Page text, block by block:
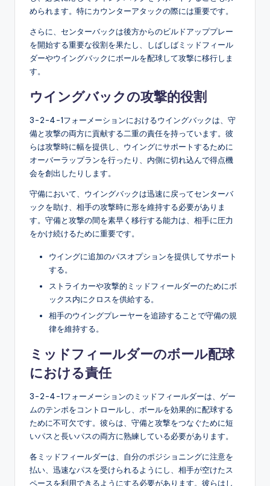
められます。特にカウンターアタックの際には重要です。
さらに、センターバックは後方からのビルドアッププレー
を開始する重要な役割を果たし、しばしばミッドフィール
ダーやウイングバックにボールを配球して攻撃に移行しま
す。
ウイングバックの攻撃的役割
3-2-4-1フォーメーションにおけるウイングバックは、守
備と攻撃の両方に貢献する二重の責任を持っています。彼
らは攻撃時に幅を提供し、ウイングにサポートするために
オーバーラップランを行ったり、内側に切れ込んで得点機
会を創出したりします。
守備において、ウイングバックは迅速に戻ってセンターバ
ックを助け、相手の攻撃時に形を維持する必要がありま
す。守備と攻撃の間を素早く移行する能力は、相手に圧力
をかけ続けるために重要です。
ウイングに追加のパスオプションを提供してサポート
する。
ストライカーや攻撃的ミッドフィールダーのためにボ
ックス内にクロスを供給する。
相手のウイングプレーヤーを追跡することで守備の規
律を維持する。
ミッドフィールダーのボール配球
における責任
3-2-4-1フォーメーションのミッドフィールダーは、ゲー
ムのテンポをコントロールし、ボールを効果的に配球する
ために不可欠です。彼らは、守備と攻撃をつなぐために短
いパスと長いパスの両方に熟練している必要があります。
各ミッドフィールダーは、自分のポジショニングに注意を
払い、迅速なパスを受けられるようにし、相手が空けたス
ペースを利用できるようにする必要があります。彼らはし